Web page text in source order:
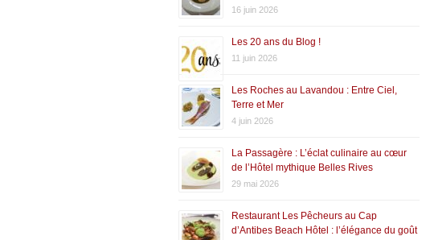
16 juin 2026
Les 20 ans du Blog !
11 juin 2026
Les Roches au Lavandou : Entre Ciel,
Terre et Mer
4 juin 2026
La Passagère : L’éclat culinaire au cœur
de l’Hôtel mythique Belles Rives
29 mai 2026
Restaurant Les Pêcheurs au Cap
d’Antibes Beach Hôtel : l’élégance du goût